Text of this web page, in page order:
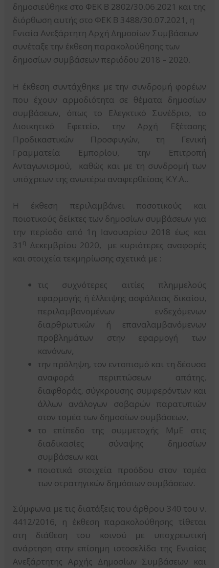
δημοσιεύθηκε στο ΦΕΚ Β 2802/30.06.2021 και της
διόρθωση αυτής στο ΦΕΚ Β 3488/30.07.2021, η
Ενιαία Ανεξάρτητη Αρχή Δημοσίων Συμβάσεων
συνέταξε την έκθεση παρακολούθησης των
δημοσίων συμβάσεων περιόδου 2018 – 2020.
Η έκθεση συντάχθηκε με την συνδρομή φορέων
που έχουν αρμοδιότητα σε θέματα δημοσίων
συμβάσεων, όπως το Ελεγκτικό Συνέδριο, το
Διοικητικό Εφετείο, την Αρχή Εξέτασης
Προδικαστικών Προσφυγών, τη Γενική
Γραμματεία Εμπορίου, την Επιτροπή
Ανταγωνισμού, καθώς και με τη συνδρομή των
υπόχρεων της ανωτέρω αναφερθείσας Κ.Υ.Α..
Η έκθεση περιλαμβάνει ποσοτικούς και
ποιοτικούς δείκτες των δημοσίων συμβάσεων για
την περίοδο από 1η Ιανουαρίου 2018 έως και
31 η Δεκεμβρίου 2020, με κυριότερες αναφορές
και στοιχεία τεκμηρίωσης σχετικά με :
τις συχνότερες αιτίες πλημμελούς
εφαρμογής ή έλλειψης ασφάλειας δικαίου,
περιλαμβανομένων ενδεχόμενων
διαρθρωτικών ή επαναλαμβανόμενων
προβλημάτων στην εφαρμογή των
κανόνων,
την πρόληψη, τον εντοπισμό και τη δέουσα
αναφορά περιπτώσεων απάτης,
διαφθοράς, σύγκρουσης συμφερόντων και
άλλων ανάλογων σοβαρών παρατυπιών
στον τομέα των δημοσίων συμβάσεων,
το επίπεδο της συμμετοχής ΜμΕ στις
διαδικασίες σύναψης δημοσίων
συμβάσεων και
ποιοτικά στοιχεία προόδου στον τομέα
των στρατηγικών δημόσιων συμβάσεων.
Σύμφωνα με τις διατάξεις του άρθρου 340 του ν.
4412/2016, η έκθεση παρακολούθησης τίθεται
στη διάθεση του κοινού με υποχρεωτική
ανάρτηση στην επίσημη ιστοσελίδα της Ενιαίας
Ανεξάρτητης Αρχής Δημοσίων Συμβάσεων και